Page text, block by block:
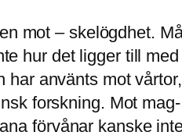
mot – skelögdhet.
hur det ligger till
använts mot
forskning. Mot
förvånar kanske